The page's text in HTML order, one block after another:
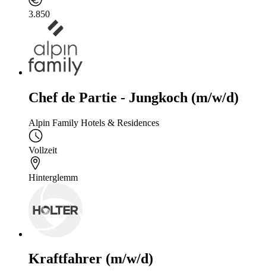
3.850
Chef de Partie - Jungkoch (m/w/d)
Alpin Family Hotels & Residences
Vollzeit
Hinterglemm
Kraftfahrer (m/w/d)